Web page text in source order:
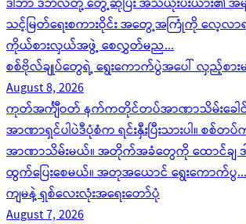
ဒါဘာ ဒီဘီလီတို့ တွေ့ဆုံပြီး အီသီယိုးပီးယား၏ အမ
သင့်မြတ်ရေးစကားဝိုင်း အတွေ့အကြုံကို လေ့လာရ
ကိုယ်စားလှယ်အဖွဲ့ စေလွှတ်မည...
စစ်ဗိုလ်ချုပ်တွေရဲ့ ရွေးကောက်ပွဲအပေါ် လှည့်စား
August 8, 2026
ကုတ်အင်္ကျီဝတ် နက်ကတိုင်တပ်အာဏာသိမ်းခေါ
အာဏာရှင်ပါပဲဒီပုံစံက ရင်းနှီးပြီးသားပါ။
အာဏာသိမ်းမယ်။ အတိုက်အခံတွေကို ထောင်ချ
ထွက်ပြေးစေမယ်။ အတုအယောင် ရွေးကောက်ပွ...
ကျမနဲ့ ရှစ်လေးလုံးအရေးတော်ပုံ
August 7, 2026